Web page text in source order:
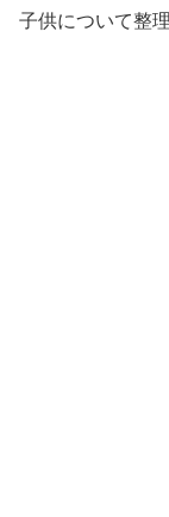
子供について整